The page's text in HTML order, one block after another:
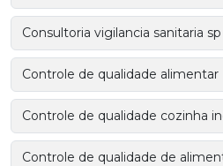
Consultoria vigilancia sanitaria sp
Controle de qualidade alimentar
Controle de qualidade cozinha
Controle de qualidade de